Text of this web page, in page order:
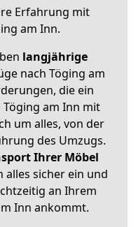
Erfahrung mit
am Inn.
langjährige
nach Töging am
die ein
am Inn mit
um alles, von der
des Umzugs.
Ihrer Möbel
alles sicher ein und
an Ihrem
Inn ankommt.